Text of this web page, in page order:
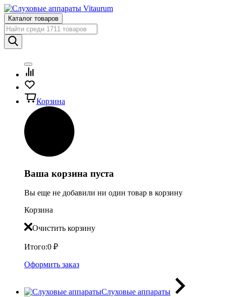
Каталог товаров
Корзина
Ваша корзина пуста
Вы еще не добавили ни один товар в корзину
Корзина
Очистить корзину
Итого:0 ₽
Оформить заказ
Слуховые аппараты